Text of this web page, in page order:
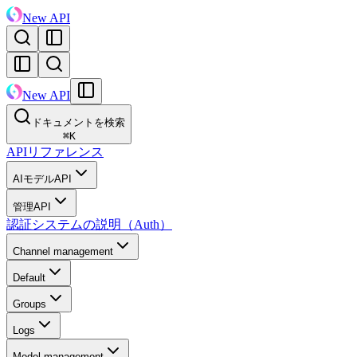
New API
New API
ドキュメントを検索
⌘K
APIリファレンス
AIモデルAPI
管理API
認証システムの説明（Auth）
Channel management
Default
Groups
Logs